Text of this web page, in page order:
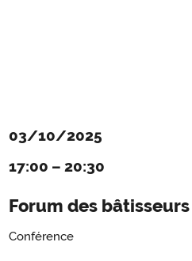
03/10/2025
17:00 – 20:30
Forum des bâtisseurs
Conférence